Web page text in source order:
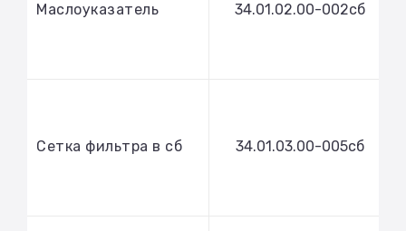
Маслоуказатель 34.01.02.00-002сб
Сетка фильтра в сб 34.01.03.00-005сб